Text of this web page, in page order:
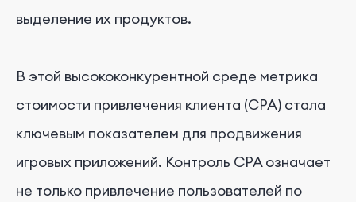
выделение их продуктов.
В этой высококонкурентной среде метрика
стоимости привлечения клиента (CPA) стала
ключевым показателем для продвижения
игровых приложений. Контроль CPA означает
не только привлечение пользователей по